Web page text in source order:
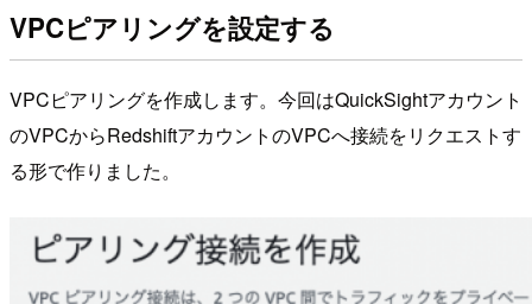
VPCピアリングを設定する
VPCピアリングを作成します。今回はQuickSightアカウント
のVPCからRedshiftアカウントのVPCへ接続をリクエストす
る形で作りました。